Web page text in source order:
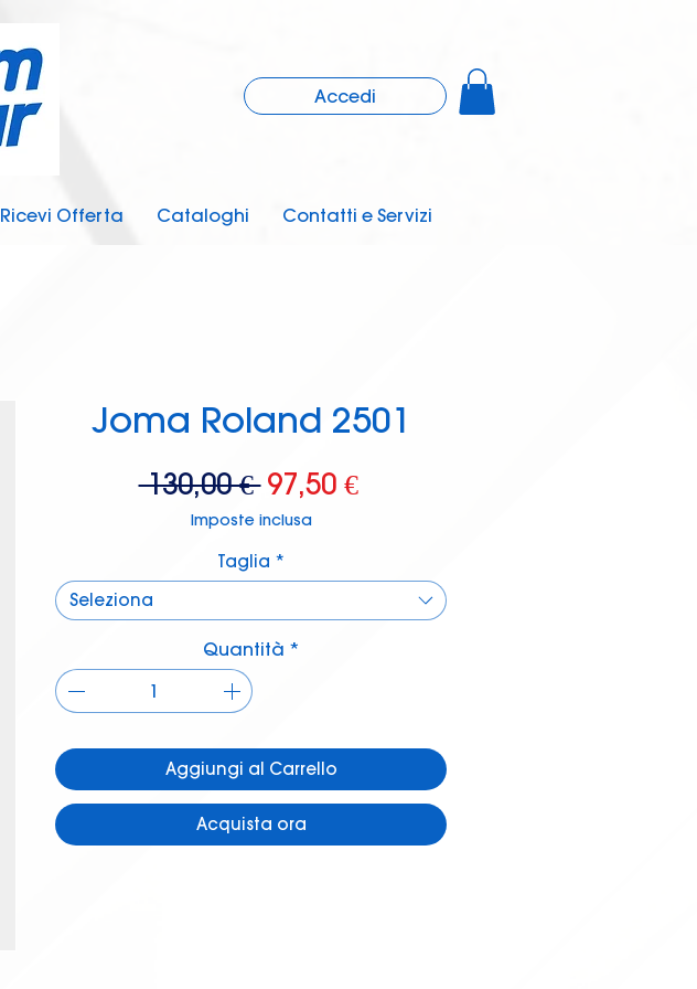
Accedi
Ricevi Offerta Cataloghi Contatti e Servizi
Joma Roland 2501
130,00 € Prezzo
regolare
97,50 €Prezzo
Imposte inclusa
Taglia *
Seleziona
Quantità *
Aggiungi al Carrello
Acquista ora